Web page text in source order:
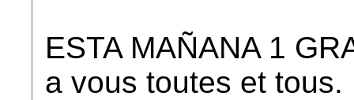
ESTA MAÑANA 1
a vous toutes et tous.